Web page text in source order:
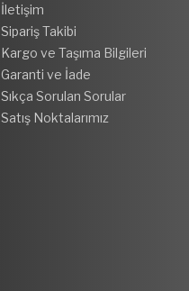
İletişim
Sipariş Takibi
Kargo ve Taşıma Bilgileri
Garanti ve İade
Sıkça Sorulan Sorular
Satış Noktalarımız